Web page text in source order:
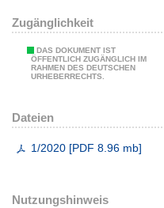
Zugänglichkeit
DAS DOKUMENT IST
ÖFFENTLICH ZUGÄNGLICH IM
RAHMEN DES DEUTSCHEN
URHEBERRECHTS.
Dateien
1/2020 [PDF 8.96 mb]
Nutzungshinweis